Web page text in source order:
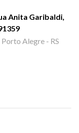
Anita Garibaldi,
Alegre - RS